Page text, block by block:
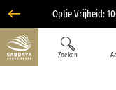
Optie Vrijheid:
Zoeken